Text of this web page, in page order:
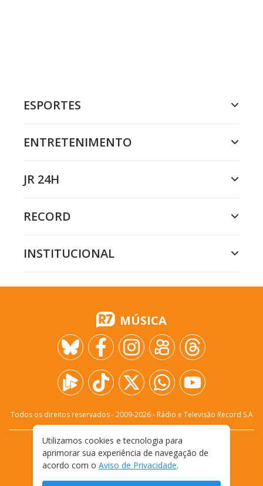
ESPORTES
ENTRETENIMENTO
JR 24H
RECORD
INSTITUCIONAL
MÚSICA
Todos os direitos reservados - 2009-2026- Rádio e Televisão Record S.A
FALE CONOSCO
PRIVACIDADE
TERMOS E CONDIÇÕES DE USO
Utilizamos cookies e tecnologia para
aprimorar sua experiência de navegação de
acordo com o Aviso de Privacidade.